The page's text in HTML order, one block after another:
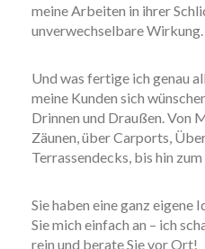
meine Arbeiten in ihrer
unverwechselbare Wirkung.
Und was fertige ich genau
meine Kunden sich
Drinnen und Draußen. Von
Zäunen, über Carports,
Terrassendecks, bis hin
Sie haben eine ganz eigene
Sie mich einfach an – ich
rein und berate Sie vor Ort!